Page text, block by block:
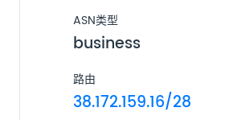
ASN类型
business
路由
38.172.159.16/28